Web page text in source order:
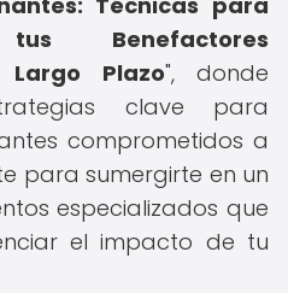
Benefactores
Plazo", donde
clave para
comprometidos a
para sumergirte en un
especializados que
el impacto de tu